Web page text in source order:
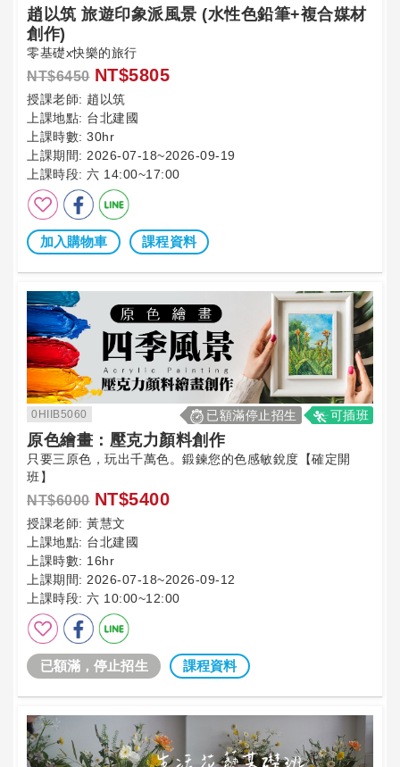
趙以筑 旅遊印象派風景 (水性色鉛筆+複合媒材
創作)
零基礎x快樂的旅行
NT$6450 NT$5805
授課老師: 趙以筑
上課地點: 台北建國
上課時數: 30hr
上課期間: 2026-07-18~2026-09-19
上課時段: 六 14:00~17:00
加入購物車 課程資料
0HIIB5060 可插班
已額滿停止招生
原色繪畫：壓克力顏料創作
只要三原色，玩出千萬色。鍛鍊您的色感敏銳度【確定開
班】
NT$6000 NT$5400
授課老師: 黃慧文
上課地點: 台北建國
上課時數: 16hr
上課期間: 2026-07-18~2026-09-12
上課時段: 六 10:00~12:00
已額滿，停止招生 課程資料